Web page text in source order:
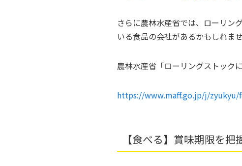
さらに農林水産省では、ローリン
いる食品の会社があるかもしれま
農林水産省「ローリングストック
https://www.maff.go.jp/j/
【食べる】賞味期限を